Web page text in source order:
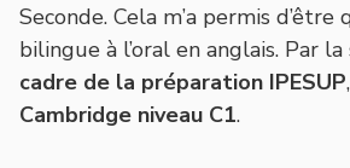
Seconde. Cela m’a permis d’être
bilingue à l’oral en anglais. Par
cadre de la préparation IPESUP,
Cambridge niveau C1.